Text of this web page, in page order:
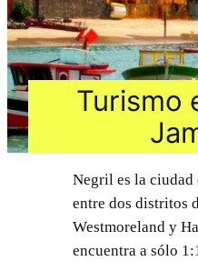
Turismo
Negril es la ciudad
entre dos distritos
Westmoreland y
encuentra a sólo